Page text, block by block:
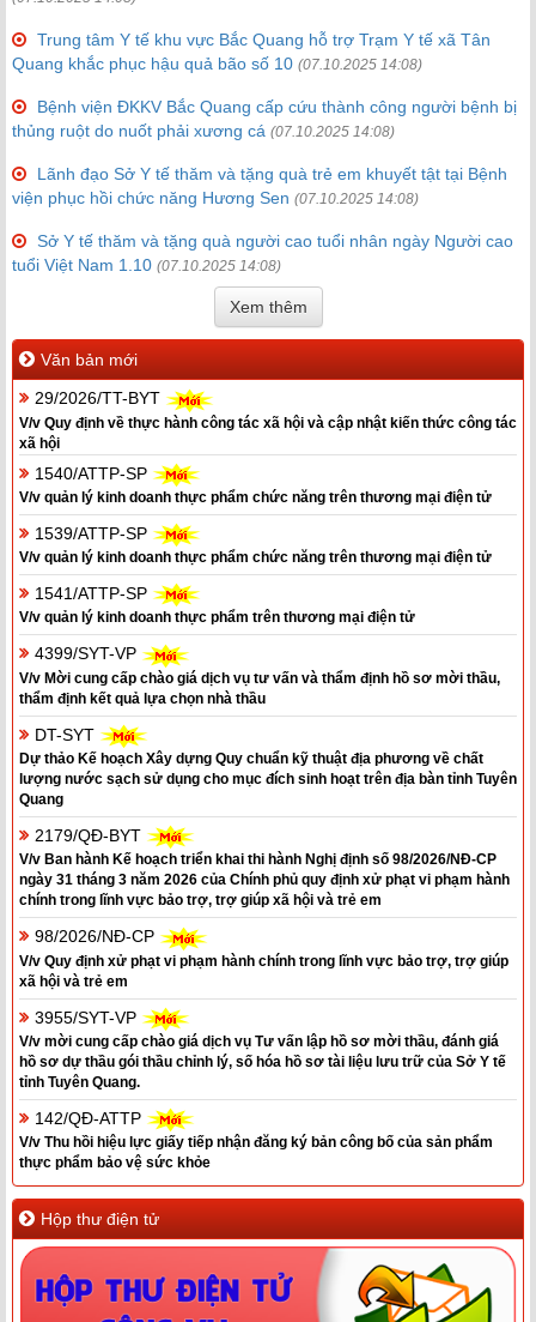
Trung tâm Y tế khu vực Bắc Quang hỗ trợ Trạm Y tế xã Tân
Quang khắc phục hậu quả bão số 10 (07.10.2025 14:08)
Bệnh viện ĐKKV Bắc Quang cấp cứu thành công người bệnh bị
thủng ruột do nuốt phải xương cá (07.10.2025 14:08)
Lãnh đạo Sở Y tế thăm và tặng quà trẻ em khuyết tật tại Bệnh
viện phục hồi chức năng Hương Sen (07.10.2025 14:08)
Sở Y tế thăm và tặng quà người cao tuổi nhân ngày Người cao
tuổi Việt Nam 1.10 (07.10.2025 14:08)
Xem thêm
Văn bản mới
29/2026/TT-BYT
V/v Quy định về thực hành công tác xã hội và cập nhật kiến thức công tác
xã hội
1540/ATTP-SP
V/v quản lý kinh doanh thực phẩm chức năng trên thương mại điện tử
1539/ATTP-SP
V/v quản lý kinh doanh thực phẩm chức năng trên thương mại điện tử
1541/ATTP-SP
V/v quản lý kinh doanh thực phẩm trên thương mại điện tử
4399/SYT-VP
V/v Mời cung cấp chào giá dịch vụ tư vấn và thẩm định hồ sơ mời thầu,
thẩm định kết quả lựa chọn nhà thầu
DT-SYT
Dự thảo Kế hoạch Xây dựng Quy chuẩn kỹ thuật địa phương về chất
lượng nước sạch sử dụng cho mục đích sinh hoạt trên địa bàn tỉnh Tuyên
Quang
2179/QĐ-BYT
V/v Ban hành Kế hoạch triển khai thi hành Nghị định số 98/2026/NĐ-CP
ngày 31 tháng 3 năm 2026 của Chính phủ quy định xử phạt vi phạm hành
chính trong lĩnh vực bảo trợ, trợ giúp xã hội và trẻ em
98/2026/NĐ-CP
V/v Quy định xử phạt vi phạm hành chính trong lĩnh vực bảo trợ, trợ giúp
xã hội và trẻ em
3955/SYT-VP
V/v mời cung cấp chào giá dịch vụ Tư vấn lập hồ sơ mời thầu, đánh giá
hồ sơ dự thầu gói thầu chỉnh lý, số hóa hồ sơ tài liệu lưu trữ của Sở Y tế
tỉnh Tuyên Quang.
142/QĐ-ATTP
V/v Thu hồi hiệu lực giấy tiếp nhận đăng ký bản công bố của sản phẩm
thực phẩm bảo vệ sức khỏe
Hộp thư điện tử